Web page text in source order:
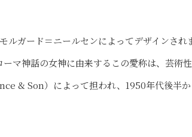
ガード＝ニールセンによってデザインされ
マ神話の女神に由来するこの愛称は、芸術
& Son）によって担われ、1950年代後半か